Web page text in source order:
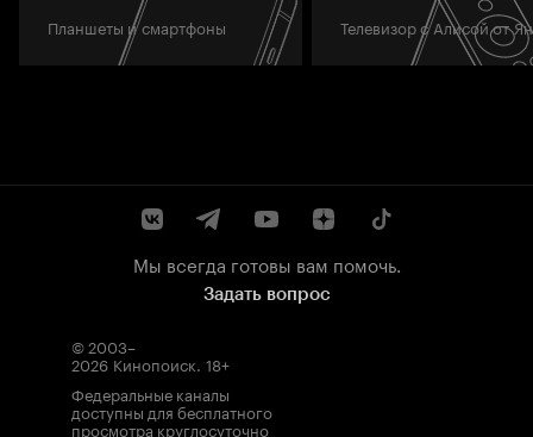
Планшеты и смартфоны Телевизор с Алисой от
Мы всегда готовы вам помочь.
Задать вопрос
© 2003–
2026 Кинопоиск. 18+
Федеральные каналы
доступны для бесплатного
просмотра круглосуточно